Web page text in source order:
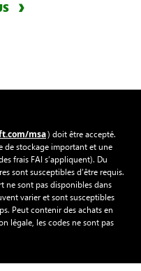
msa) doit être accepté.
de stockage important et une
frais FAI s’appliquent). Du
sont susceptibles d’être requis.
ne sont pas disponibles dans
varier et sont susceptibles
Peut contenir des achats en
légale, les codes ne sont pas